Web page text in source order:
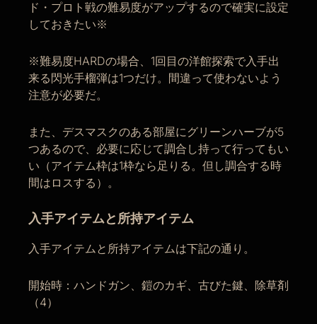
ド・プロト戦の難易度がアップするので確実に設定
しておきたい※
※難易度HARDの場合、1回目の洋館探索で入手出
来る閃光手榴弾は1つだけ。間違って使わないよう
注意が必要だ。
また、デスマスクのある部屋にグリーンハーブが5
つあるので、必要に応じて調合し持って行ってもい
い（アイテム枠は1枠なら足りる。但し調合する時
間はロスする）。
入手アイテムと所持アイテム
入手アイテムと所持アイテムは下記の通り。
開始時：ハンドガン、鎧のカギ、古びた鍵、除草剤
（4）